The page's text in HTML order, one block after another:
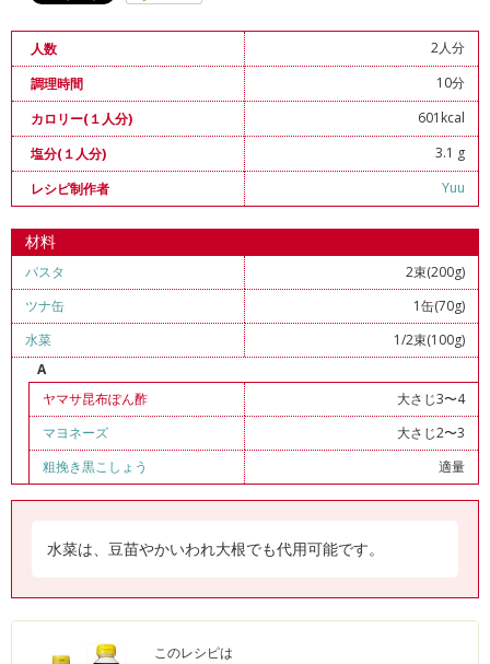
人数
2人分
調理時間
10分
カロリー(１人分)
601kcal
塩分(１人分)
3.1 g
レシピ制作者
Yuu
材料
パスタ
2束(200g)
ツナ缶
1缶(70g)
水菜
1/2束(100g)
A
ヤマサ昆布ぽん酢
大さじ3〜4
マヨネーズ
大さじ2〜3
粗挽き黒こしょう
適量
水菜は、豆苗やかいわれ大根でも代用可能です。
このレシピは